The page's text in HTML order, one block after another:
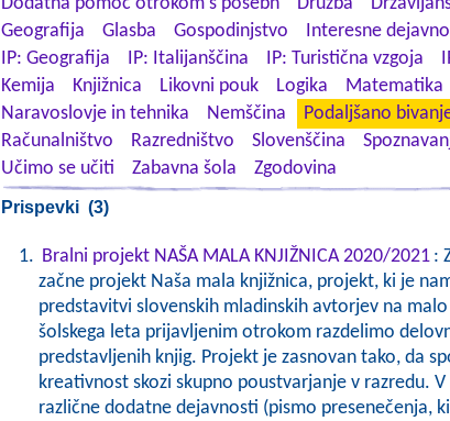
Geografija
Glasba Gospodinjstvo Interesne
IP: Geografija
IP: Italijanščina IP: Turistična vzgoja
Kemija
Knjižnica Likovni pouk Logika Matematika
Naravoslovje in tehnika
Nemščina Podaljšano
Računalništvo
Razredništvo Slovenščina
Učimo se učiti
Zabavna šola Zgodovina
Prispevki (3)
Bralni projekt NAŠA MALA KNJIŽNICA 2020/2021 :
začne projekt Naša mala knjižnica, projekt, ki je
predstavitvi slovenskih mladinskih avtorjev na
šolskega leta prijavljenim otrokom razdelimo
predstavljenih knjig. Projekt je zasnovan tako, da
kreativnost skozi skupno poustvarjanje v razredu.
različne dodatne dejavnosti (pismo presenečenja,